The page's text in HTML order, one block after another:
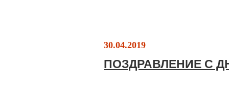
30.04.2019
ПОЗДРАВЛЕНИЕ С